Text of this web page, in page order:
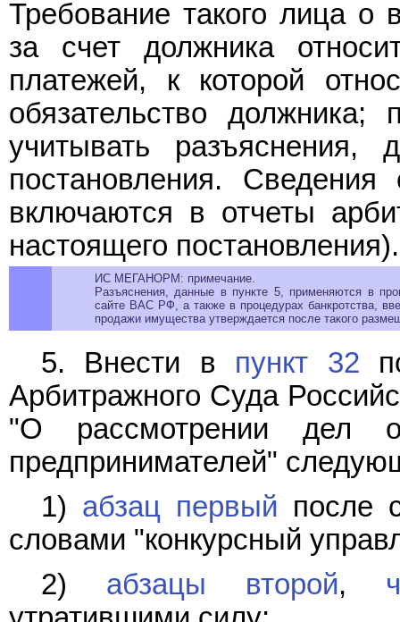
Требование такого лица
за счет должника
платежей, к которой
обязательство должника;
учитывать
постановления.
включаются в отчеты
настоящего
ИС МЕГАНОРМ: примечание.
Разъяснения, данные в пункте 5, применяются в
сайте ВАС РФ, а также в процедурах банкротства,
продажи имущества утверждается после такого
5. Внести в пункт 32
Арбитражного Суда
"О рассмотрении дел о
предпринимателей"
1) абзац первый после
словами "конкурсный
2) абзацы второй,